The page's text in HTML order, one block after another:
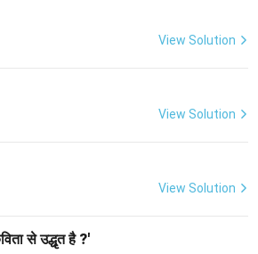
View Solution
View Solution
View Solution
से उद्धृत है ?'